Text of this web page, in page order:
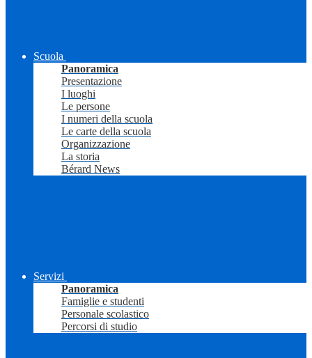
Scuola
Panoramica
Presentazione
I luoghi
Le persone
I numeri della scuola
Le carte della scuola
Organizzazione
La storia
Bérard News
Servizi
Panoramica
Famiglie e studenti
Personale scolastico
Percorsi di studio